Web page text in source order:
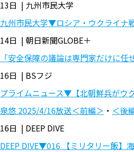
13日 | 九州市民大学
九州市民大学▼ロシア・ウクライナ
14日 | 朝日新聞GLOBE＋
「安全保障の議論は専門家だけに
16日 | BSフジ
プライムニュース▼【北朝鮮兵が
泉悠 2025/4/16放送＜前編＞ ・ ＜後
16日 | DEEP DIVE
DEEP DIVE▼016 【ミリタリー飯】